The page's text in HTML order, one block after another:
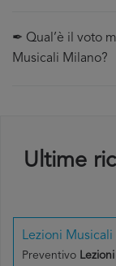
✒ Qual’è il voto
Musicali Milano?
Ultime
Lezioni
Preventivo